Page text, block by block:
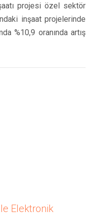
projesi özel sektör
inşaat projelerinde
%10,9 oranında artış
Elektronik